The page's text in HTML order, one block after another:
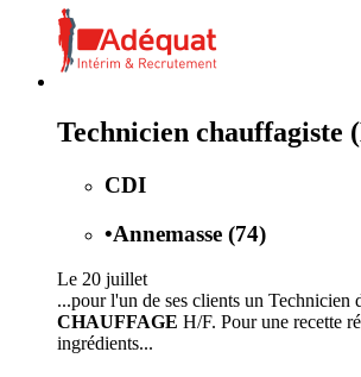
Technicien chauffagiste
CDI
•Annemasse (74)
Le 20 juillet
...pour l'un de ses clients un Technicien
CHAUFFAGE H/F. Pour une recette
ingrédients...